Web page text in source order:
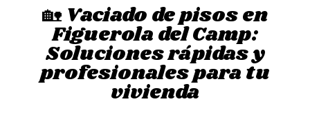
🏡 Vaciado de pisos en
Figuerola del Camp:
Soluciones rápidas y
profesionales para tu
vivienda